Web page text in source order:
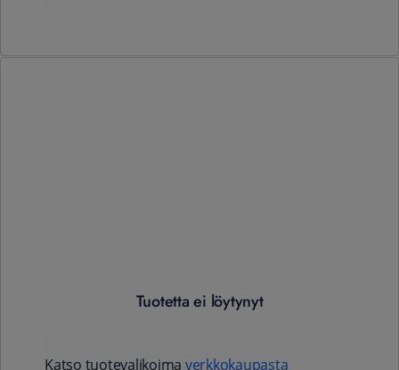
Tuotetta ei löytynyt
Katso tuotevalikoima verkkokaupasta